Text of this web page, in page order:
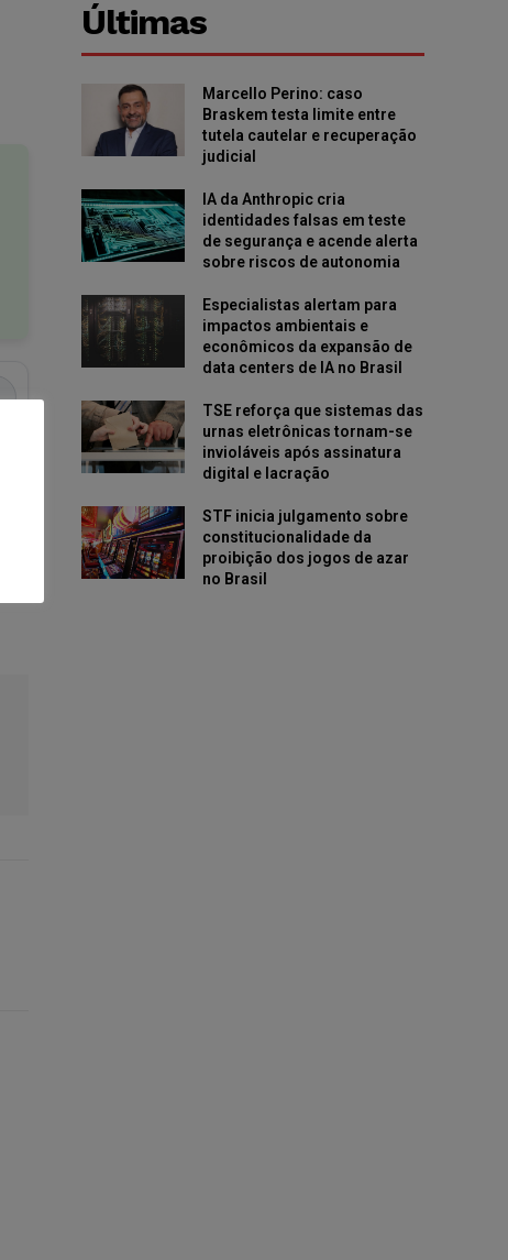
Últimas
Marcello Perino: caso
Braskem testa limite entre
tutela cautelar e recuperação
judicial
IA da Anthropic cria
identidades falsas em teste
de segurança e acende alerta
sobre riscos de autonomia
Especialistas alertam para
impactos ambientais e
econômicos da expansão de
data centers de IA no Brasil
TSE reforça que sistemas das
urnas eletrônicas tornam-se
invioláveis após assinatura
digital e lacração
STF inicia julgamento sobre
constitucionalidade da
proibição dos jogos de azar
no Brasil